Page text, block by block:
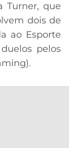
Turner, que
dois de
ao Esporte
pelos